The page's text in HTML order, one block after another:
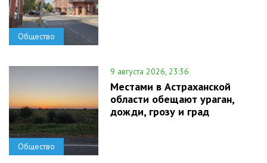
Общество
Общество
9 августа 2026, 23:36
Местами в Астраханской
области обещают ураган,
дожди, грозу и град